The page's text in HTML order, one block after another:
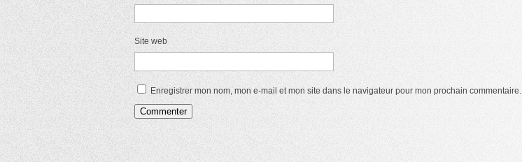
Site web
Enregistrer mon nom, mon e-mail et mon site dans le navigateur pour mon prochain commentaire.